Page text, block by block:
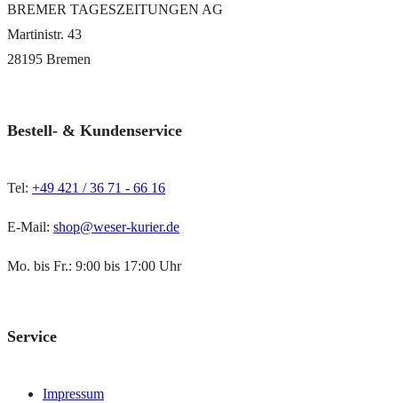
BREMER TAGESZEITUNGEN AG
Martinistr. 43
28195 Bremen
Bestell- & Kundenservice
Tel: +49 421 / 36 71 - 66 16
E-Mail: shop@weser-kurier.de
Mo. bis Fr.: 9:00 bis 17:00 Uhr
Service
Impressum